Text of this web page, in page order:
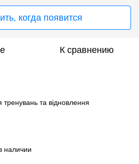
когда появится
К сравнению
та відновлення
наличии